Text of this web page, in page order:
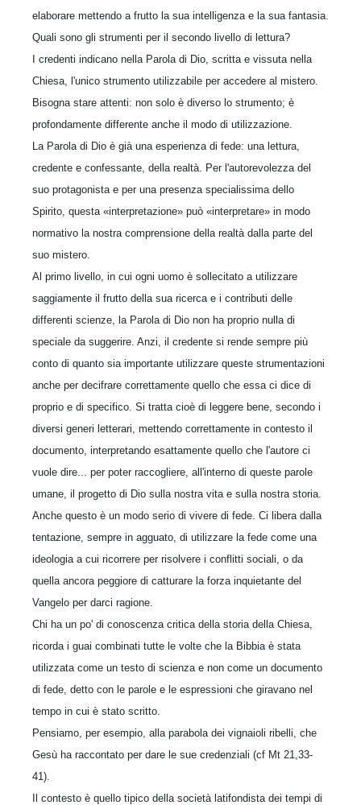
elaborare mettendo a frutto la sua intelligenza e la sua fantasia.
Quali sono gli strumenti per il secondo livello di lettura?
I credenti indicano nella Parola di Dio, scritta e vissuta nella
Chiesa, l'unico strumento utilizzabile per accedere al mistero.
Bisogna stare attenti: non solo è diverso lo strumento; è
profondamente differente anche il modo di utilizzazione.
La Parola di Dio è già una esperienza di fede: una lettura,
credente e confessante, della realtà. Per l'autorevolezza del
suo protagonista e per una presenza specialissima dello
Spirito, questa «interpretazione» può «interpretare» in modo
normativo la nostra comprensione della realtà dalla parte del
suo mistero.
Al primo livello, in cui ogni uomo è sollecitato a utilizzare
saggiamente il frutto della sua ricerca e i contributi delle
differenti scienze, la Parola di Dio non ha proprio nulla di
speciale da suggerire. Anzi, il credente si rende sempre più
conto di quanto sia importante utilizzare queste strumentazioni
anche per decifrare correttamente quello che essa ci dice di
proprio e di specifico. Si tratta cioè di leggere bene, secondo i
diversi generi letterari, mettendo correttamente in contesto il
documento, interpretando esattamente quello che l'autore ci
vuole dire... per poter raccogliere, all'interno di queste parole
umane, il progetto di Dio sulla nostra vita e sulla nostra storia.
Anche questo è un modo serio di vivere di fede. Ci libera dalla
tentazione, sempre in agguato, di utilizzare la fede come una
ideologia a cui ricorrere per risolvere i conflitti sociali, o da
quella ancora peggiore di catturare la forza inquietante del
Vangelo per darci ragione.
Chi ha un po' di conoscenza critica della storia della Chiesa,
ricorda i guai combinati tutte le volte che la Bibbia è stata
utilizzata come un testo di scienza e non come un documento
di fede, detto con le parole e le espressioni che giravano nel
tempo in cui è stato scritto.
Pensiamo, per esempio, alla parabola dei vignaioli ribelli, che
Gesù ha raccontato per dare le sue credenziali (cf Mt 21,33-
41).
Il contesto è quello tipico della società latifondista dei tempi di